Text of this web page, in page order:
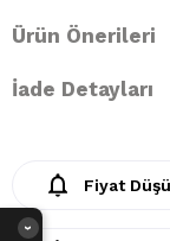
Ürün Önerileri
İade Detayları
Fiyat
›